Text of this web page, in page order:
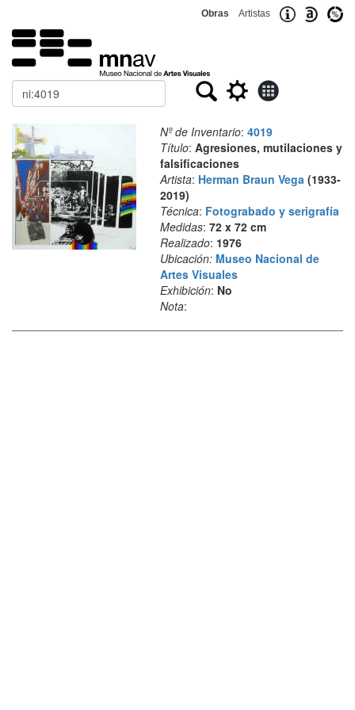
Obras Artistas
Buscar
Nº de Inventario: 4019
Título: Agresiones, mutilaciones y
falsificaciones
Artista: Herman Braun Vega(1933-
2019)
Técnica: Fotograbado y serigrafía
Medidas: 72 x 72 cm
Realizado: 1976
Ubicación: Museo Nacional de
Artes Visuales
Exhibición: No
Nota: